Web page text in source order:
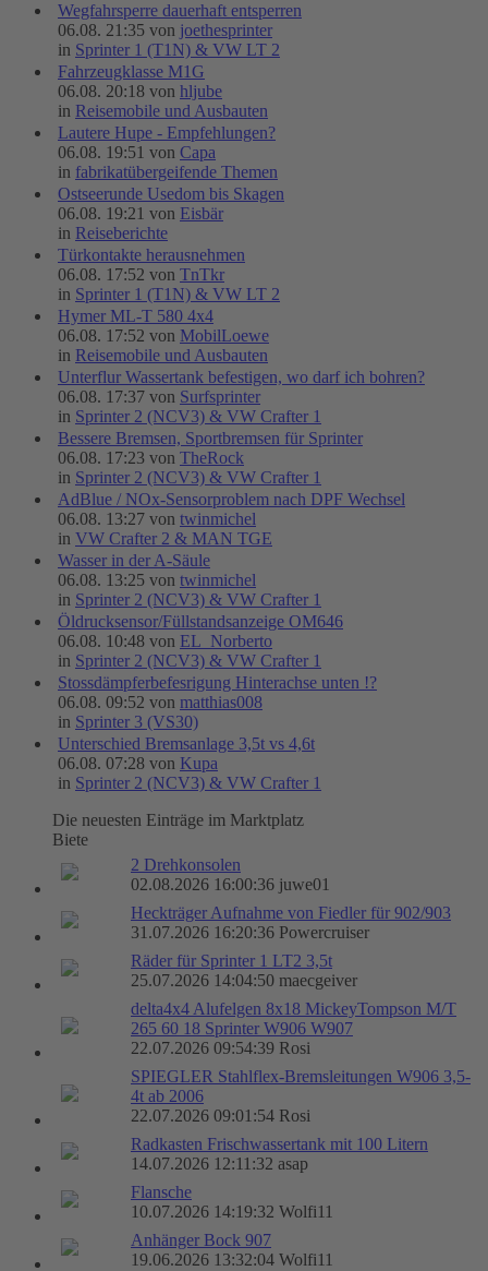
Wegfahrsperre dauerhaft entsperren
06.08. 21:35 von joethesprinter
in Sprinter 1 (T1N) & VW LT 2
Fahrzeugklasse M1G
06.08. 20:18 von hljube
in Reisemobile und Ausbauten
Lautere Hupe - Empfehlungen?
06.08. 19:51 von Capa
in fabrikatübergeifende Themen
Ostseerunde Usedom bis Skagen
06.08. 19:21 von Eisbär
in Reiseberichte
Türkontakte herausnehmen
06.08. 17:52 von TnTkr
in Sprinter 1 (T1N) & VW LT 2
Hymer ML-T 580 4x4
06.08. 17:52 von MobilLoewe
in Reisemobile und Ausbauten
Unterflur Wassertank befestigen, wo darf ich bohren?
06.08. 17:37 von Surfsprinter
in Sprinter 2 (NCV3) & VW Crafter 1
Bessere Bremsen, Sportbremsen für Sprinter
06.08. 17:23 von TheRock
in Sprinter 2 (NCV3) & VW Crafter 1
AdBlue / NOx-Sensorproblem nach DPF Wechsel
06.08. 13:27 von twinmichel
in VW Crafter 2 & MAN TGE
Wasser in der A-Säule
06.08. 13:25 von twinmichel
in Sprinter 2 (NCV3) & VW Crafter 1
Öldrucksensor/Füllstandsanzeige OM646
06.08. 10:48 von EL_Norberto
in Sprinter 2 (NCV3) & VW Crafter 1
Stossdämpferbefesrigung Hinterachse unten !?
06.08. 09:52 von matthias008
in Sprinter 3 (VS30)
Unterschied Bremsanlage 3,5t vs 4,6t
06.08. 07:28 von Kupa
in Sprinter 2 (NCV3) & VW Crafter 1
Die neuesten Einträge im Marktplatz
Biete
2 Drehkonsolen
02.08.2026 16:00:36 juwe01
Heckträger Aufnahme von Fiedler für 902/903
31.07.2026 16:20:36 Powercruiser
Räder für Sprinter 1 LT2 3,5t
25.07.2026 14:04:50 maecgeiver
delta4x4 Alufelgen 8x18 MickeyTompson M/T
265 60 18 Sprinter W906 W907
22.07.2026 09:54:39 Rosi
SPIEGLER Stahlflex-Bremsleitungen W906 3,5-
4t ab 2006
22.07.2026 09:01:54 Rosi
Radkasten Frischwassertank mit 100 Litern
14.07.2026 12:11:32 asap
Flansche
10.07.2026 14:19:32 Wolfi11
Anhänger Bock 907
19.06.2026 13:32:04 Wolfi11